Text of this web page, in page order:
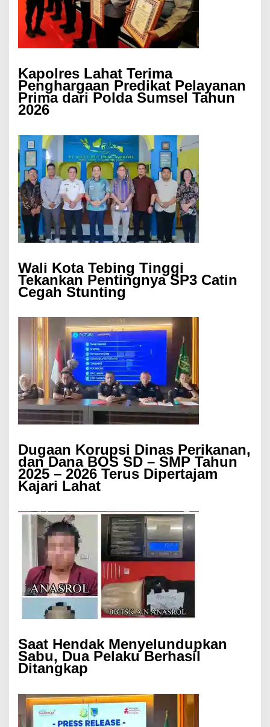
Kapolres Lahat Terima
Penghargaan Predikat Pelayanan
Prima dari Polda Sumsel Tahun
2026
Wali Kota Tebing Tinggi
Tekankan Pentingnya SP3 Catin
Cegah Stunting
Dugaan Korupsi Dinas Perikanan,
dan Dana BOS SD – SMP Tahun
2025 – 2026 Terus Dipertajam
Kajari Lahat
Saat Hendak Menyelundupkan
Sabu, Dua Pelaku Berhasil
Ditangkap